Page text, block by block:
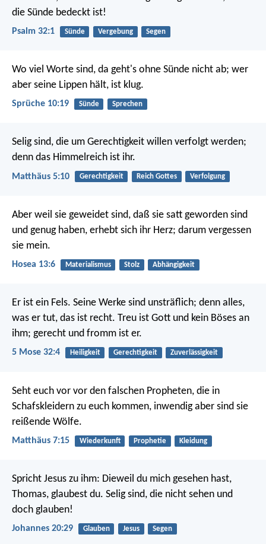
die Sünde bedeckt ist!
Psalm 32:1 Sünde Vergebung Segen
Wo viel Worte sind, da geht's ohne Sünde nicht ab; wer
aber seine Lippen hält, ist klug.
Sprüche 10:19 Sünde Sprechen
Selig sind, die um Gerechtigkeit willen verfolgt werden;
denn das Himmelreich ist ihr.
Matthäus 5:10 Gerechtigkeit Reich Gottes Verfolgung
Aber weil sie geweidet sind, daß sie satt geworden sind
und genug haben, erhebt sich ihr Herz; darum vergessen
sie mein.
Hosea 13:6 Materialismus Stolz Abhängigkeit
Er ist ein Fels. Seine Werke sind unsträflich; denn alles,
was er tut, das ist recht. Treu ist Gott und kein Böses an
ihm; gerecht und fromm ist er.
5 Mose 32:4 Heiligkeit Gerechtigkeit Zuverlässigkeit
Seht euch vor vor den falschen Propheten, die in
Schafskleidern zu euch kommen, inwendig aber sind sie
reißende Wölfe.
Matthäus 7:15 Wiederkunft Prophetie Kleidung
Spricht Jesus zu ihm: Dieweil du mich gesehen hast,
Thomas, glaubest du. Selig sind, die nicht sehen und
doch glauben!
Johannes 20:29 Glauben Jesus Segen